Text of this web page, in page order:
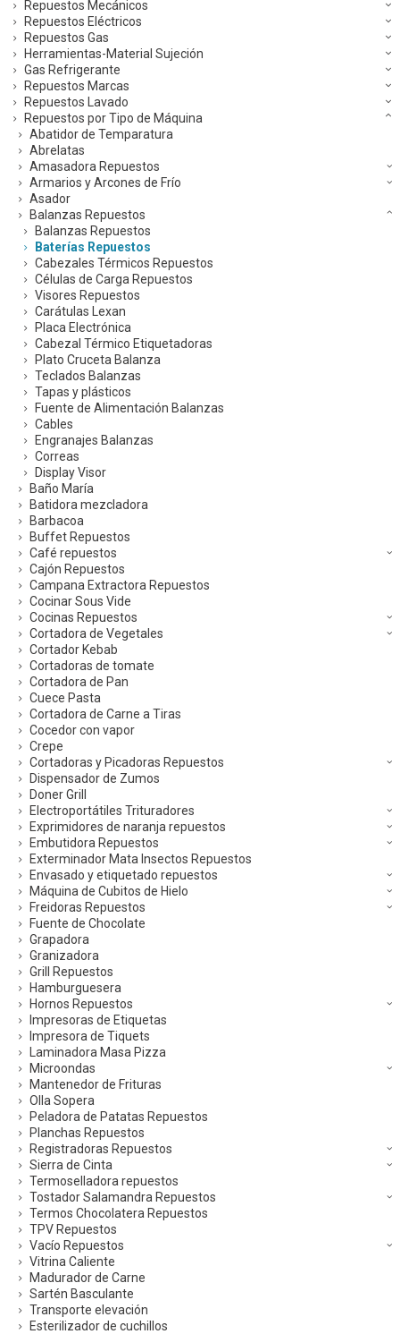
Repuestos Mecánicos
Repuestos Eléctricos
Repuestos Gas
Herramientas-Material Sujeción
Gas Refrigerante
Repuestos Marcas
Repuestos Lavado
Repuestos por Tipo de Máquina
Abatidor de Temparatura
Abrelatas
Amasadora Repuestos
Armarios y Arcones de Frío
Asador
Balanzas Repuestos
Balanzas Repuestos
Baterías Repuestos
Cabezales Térmicos Repuestos
Células de Carga Repuestos
Visores Repuestos
Carátulas Lexan
Placa Electrónica
Cabezal Térmico Etiquetadoras
Plato Cruceta Balanza
Teclados Balanzas
Tapas y plásticos
Fuente de Alimentación Balanzas
Cables
Engranajes Balanzas
Correas
Display Visor
Baño María
Batidora mezcladora
Barbacoa
Buffet Repuestos
Café repuestos
Cajón Repuestos
Campana Extractora Repuestos
Cocinar Sous Vide
Cocinas Repuestos
Cortadora de Vegetales
Cortador Kebab
Cortadoras de tomate
Cortadora de Pan
Cuece Pasta
Cortadora de Carne a Tiras
Cocedor con vapor
Crepe
Cortadoras y Picadoras Repuestos
Dispensador de Zumos
Doner Grill
Electroportátiles Trituradores
Exprimidores de naranja repuestos
Embutidora Repuestos
Exterminador Mata Insectos Repuestos
Envasado y etiquetado repuestos
Máquina de Cubitos de Hielo
Freidoras Repuestos
Fuente de Chocolate
Grapadora
Granizadora
Grill Repuestos
Hamburguesera
Hornos Repuestos
Impresoras de Etiquetas
Impresora de Tiquets
Laminadora Masa Pizza
Microondas
Mantenedor de Frituras
Olla Sopera
Peladora de Patatas Repuestos
Planchas Repuestos
Registradoras Repuestos
Sierra de Cinta
Termoselladora repuestos
Tostador Salamandra Repuestos
Termos Chocolatera Repuestos
TPV Repuestos
Vacío Repuestos
Vitrina Caliente
Madurador de Carne
Sartén Basculante
Transporte elevación
Esterilizador de cuchillos